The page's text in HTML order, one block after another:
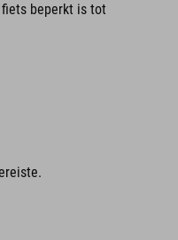
beperkt is tot